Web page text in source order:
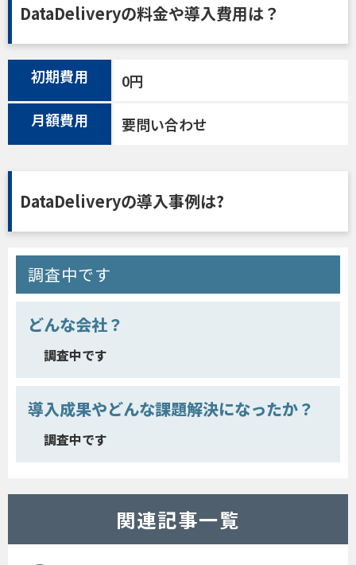
DataDeliveryの料金や導入費用は？
初期費用
0円
月額費用
要問い合わせ
DataDeliveryの導入事例は?
調査中です
どんな会社？
調査中です
導入成果やどんな課題解決になったか？
調査中です
関連記事一覧